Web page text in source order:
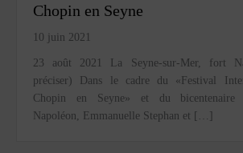
Chopin en Seyne
10 juin 2021
23 août 2021 La Seyne-sur-Mer, fort
préciser) Dans le cadre du «Festival
Chopin en Seyne» et du
Napoléon, Emmanuelle Stephan et […]